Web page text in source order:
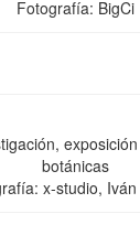
Fotografía: BigCi
botánicas
x-studio,